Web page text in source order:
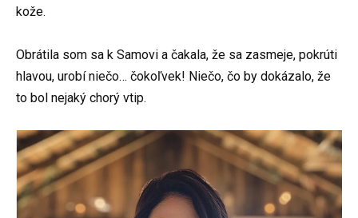
kože.
Obrátila som sa k Samovi a čakala, že sa zasmeje, pokrúti
hlavou, urobí niečo… čokoľvek! Niečo, čo by dokázalo, že
to bol nejaký chorý vtip.